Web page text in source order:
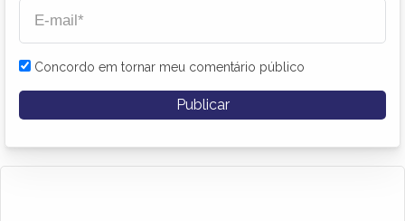
Concordo em tornar meu comentário público